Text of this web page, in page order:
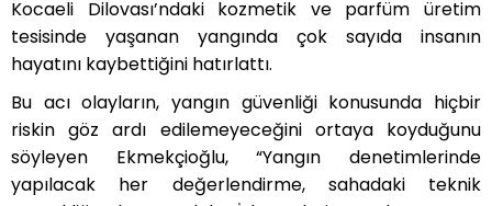
Kocaeli Dilovası’ndaki kozmetik ve parfüm üretim
tesisinde yaşanan yangında çok sayıda insanın
hayatını kaybettiğini hatırlattı.
Bu acı olayların, yangın güvenliği konusunda hiçbir
riskin göz ardı edilemeyeceğini ortaya koyduğunu
söyleyen Ekmekçioğlu, “Yangın denetimlerinde
yapılacak her değerlendirme, sahadaki teknik